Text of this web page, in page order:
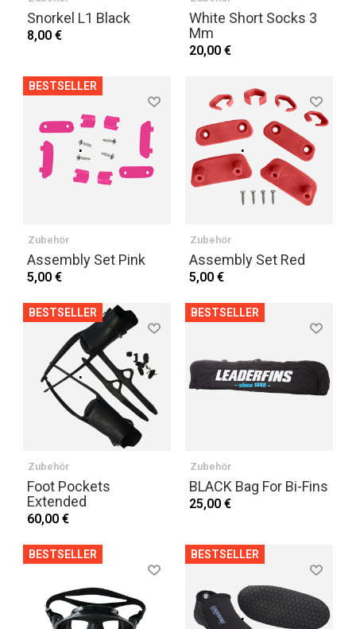
Snorkel L1 Black
8,00 €
White Short Socks 3
Mm
20,00 €
BESTSELLER
Zubehör
Assembly Set Pink
5,00 €
Zubehör
Assembly Set Red
5,00 €
BESTSELLER
Zubehör
Foot Pockets
Extended
60,00 €
BESTSELLER
Zubehör
BLACK Bag For Bi-Fins
25,00 €
BESTSELLER BESTSELLER